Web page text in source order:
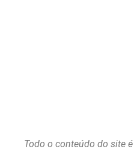
Todo o conteúdo do site